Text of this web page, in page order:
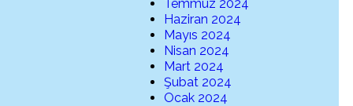
Temmuz 2024
Haziran 2024
Mayıs 2024
Nisan 2024
Mart 2024
Şubat 2024
Ocak 2024